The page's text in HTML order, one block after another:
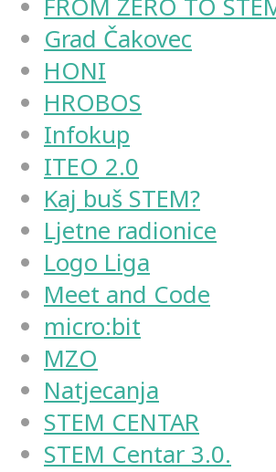
FROM ZERO TO
Grad Čakovec
HONI
HROBOS
Infokup
ITEO 2.0
Kaj buš STEM?
Ljetne radionice
Logo Liga
Meet and Code
micro:bit
MZO
Natjecanja
STEM CENTAR
STEM Centar 3.0.